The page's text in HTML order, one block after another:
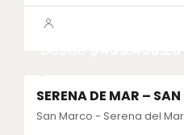
SERENA DE MAR –